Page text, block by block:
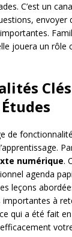
C’est un
envoyer
jouera un rôle
de
numérique.
agenda
leçons
à
qui a été fait